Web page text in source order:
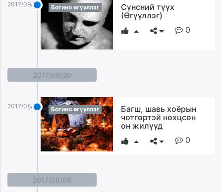
2017/09/10 Богино өгүүллэг
Сүнсний түүх
(Өгүүллэг)
0
2017/08/20
2017/08/20 Богино өгүүллэг
Багш, шавь хоёрын
чөтгөртэй нөхцсөн
он жилүүд
0
2017/08/06